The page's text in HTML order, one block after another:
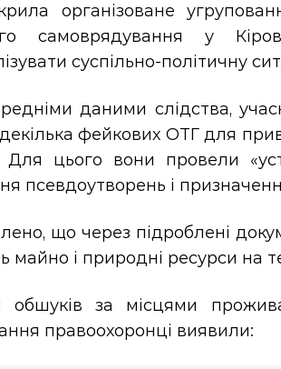
організоване
самоврядування у
суспільно-політичну
даними слідства,
фейкових ОТГ для
Для цього вони провели
псевдоутворень і
що через підроблені
майно і природні ресурси на
обшуків за місцями
правоохоронці виявили: